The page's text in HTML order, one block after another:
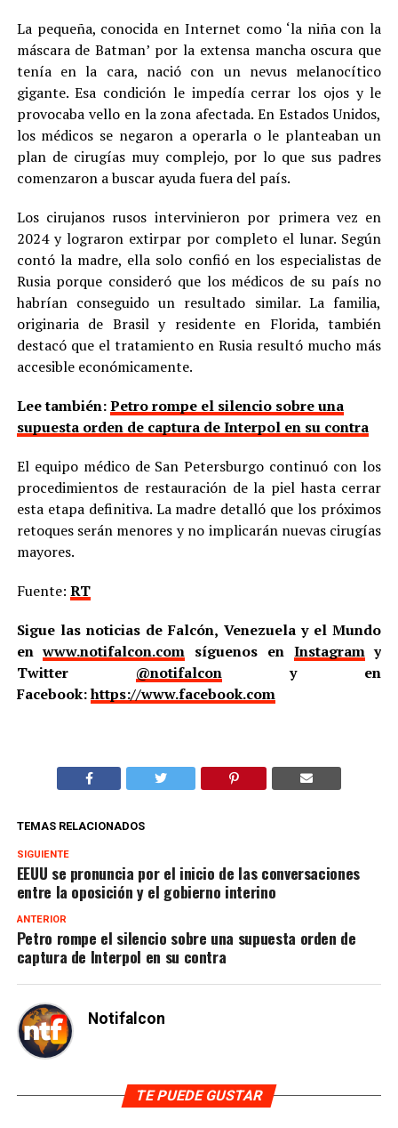
La pequeña, conocida en Internet como ‘la niña con la
máscara de Batman’ por la extensa mancha oscura que
tenía en la cara, nació con un nevus melanocítico
gigante. Esa condición le impedía cerrar los ojos y le
provocaba vello en la zona afectada. En Estados Unidos,
los médicos se negaron a operarla o le planteaban un
plan de cirugías muy complejo, por lo que sus padres
comenzaron a buscar ayuda fuera del país.
Los cirujanos rusos intervinieron por primera vez en
2024 y lograron extirpar por completo el lunar. Según
contó la madre, ella solo confió en los especialistas de
Rusia porque consideró que los médicos de su país no
habrían conseguido un resultado similar. La familia,
originaria de Brasil y residente en Florida, también
destacó que el tratamiento en Rusia resultó mucho más
accesible económicamente.
Lee también:Petro rompe el silencio sobre una
supuesta orden de captura de Interpol en su contra
El equipo médico de San Petersburgo continuó con los
procedimientos de restauración de la piel hasta cerrar
esta etapa definitiva. La madre detalló que los próximos
retoques serán menores y no implicarán nuevas cirugías
mayores.
Fuente: RT
Sigue las noticias de Falcón, Venezuela y el Mundo
enwww.notifalcon.com síguenos en Instagramy
Twitter @notifalcony en
Facebook:https://www.facebook.com
TEMAS RELACIONADOS
SIGUIENTE
EEUU se pronuncia por el inicio de las conversaciones
entre la oposición y el gobierno interino
ANTERIOR
Petro rompe el silencio sobre una supuesta orden de
captura de Interpol en su contra
Notifalcon
TE PUEDE GUSTAR